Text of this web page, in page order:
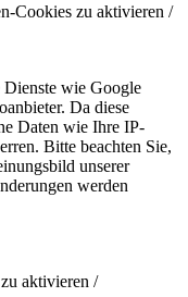
Cookies zu aktivieren /
Dienste wie Google
Da diese
Daten wie Ihre IP-
Bitte beachten Sie,
unserer
werden
aktivieren /